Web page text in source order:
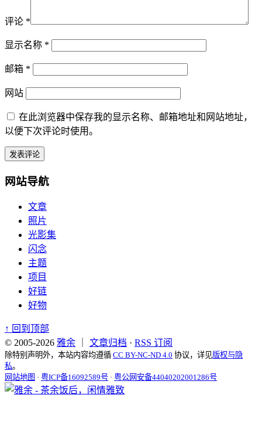
评论 *
显示名称 *
邮箱 *
网站
在此浏览器中保存我的显示名称、邮箱地址和网站地址，
以便下次评论时使用。
网站导航
文章
照片
光影集
闪念
主题
项目
好链
好物
↑ 回到顶部
© 2005-2026 雅余 文章归档 · RSS 订阅
除特别声明外，本站内容均遵循 CC BY-NC-ND 4.0 协议，详见版权与隐
私。
网站地图 · 粤ICP备16092589号 · 粤公网安备44040202001286号